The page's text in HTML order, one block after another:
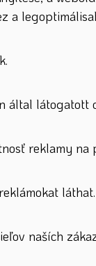
a
által látogatott
reklamy na
láthat.
naších